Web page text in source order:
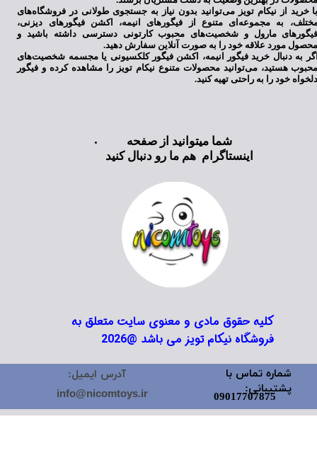
خرید از نیکام تویز می‌توانید بدون نیاز به جستجوی طولانی در فروشگاه‌های
به مجموعه‌ای متنوع از فیگورهای انیمه، اکشن فیگورهای دیزنی،
مارول و شخصیت‌های محبوب کارتونی دسترسی داشته باشید و
مورد علاقه خود را به صورت آنلاین سفارش دهید.
به دنبال خرید فیگور انیمه، اکشن فیگور کلکسیونی یا مجسمه شخصیت‌های
هستید، می‌توانید محصولات متنوع نیکام تویز را مشاهده کرده و فیگور
خود را به راحتی تهیه کنید.
کلیه حقوق مادی و معنوی سایت متعلق به
فروشگاه نیکام تویز می باشد @2026
شما میتوانید از صفحه
اینستاگرام هم ما رو دنبال کنید
شماره تماس با
پشتیبانی:
09017707875
آدرس ایمیل:
info@nicomtoys.ir